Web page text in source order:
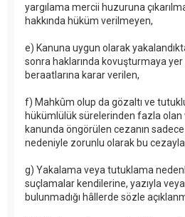
yargılama mercii huzuruna
hakkında hüküm verilmeyen,
e) Kanuna uygun olarak
sonra haklarında kovuşturmaya yer
beraatlarına karar verilen,
f) Mahkûm olup da gözaltı ve
hükümlülük sürelerinden fazla olan
kanunda öngörülen cezanın sadece
nedeniyle zorunlu olarak bu cezayla
g) Yakalama veya tutuklama
suçlamalar kendilerine, yazıyla
bulunmadığı hâllerde sözle